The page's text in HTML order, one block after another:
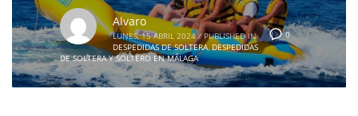
0
Alvaro
LUNES, 15 ABRIL 2024 / PUBLISHED IN
DESPEDIDAS DE SOLTERA,DESPEDIDAS
DE SOLTERA Y SOLTERO EN MÁLAGA